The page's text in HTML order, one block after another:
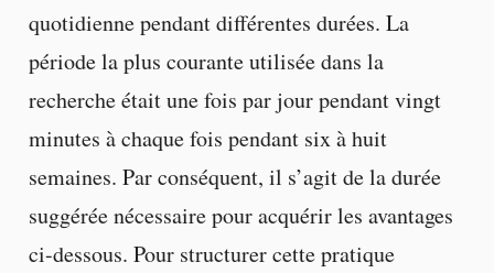
quotidienne pendant différentes durées. La
période la plus courante utilisée dans la
recherche était une fois par jour pendant vingt
minutes à chaque fois pendant six à huit
semaines. Par conséquent, il s’agit de la durée
suggérée nécessaire pour acquérir les avantages
ci-dessous. Pour structurer cette pratique